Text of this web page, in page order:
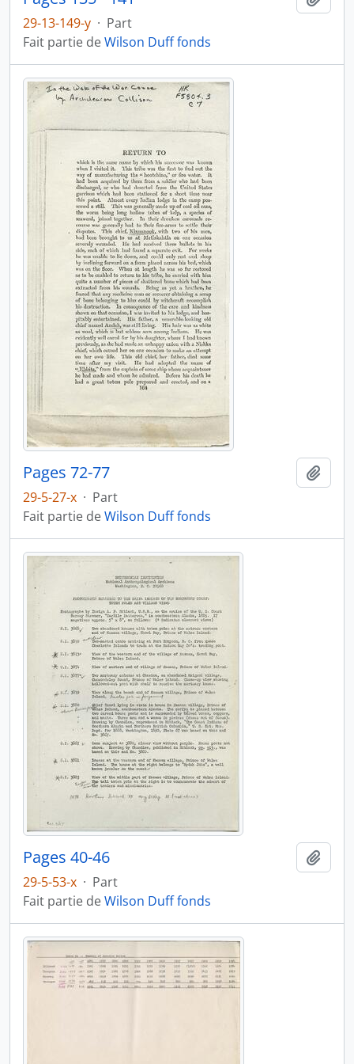
29-13-149-y · Part
Fait partie deWilson Duff fonds
Pages 72-77
29-5-27-x · Part
Fait partie deWilson Duff fonds
Pages 40-46
29-5-53-x · Part
Fait partie deWilson Duff fonds